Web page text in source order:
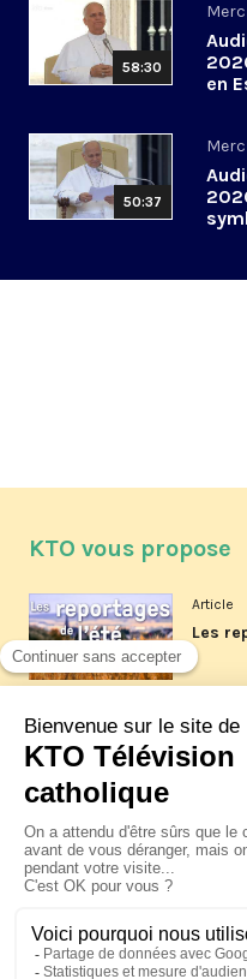
58:30
en
50:37
KTO vous propose
Article
Les
Article
La
XIV à
Article
Le